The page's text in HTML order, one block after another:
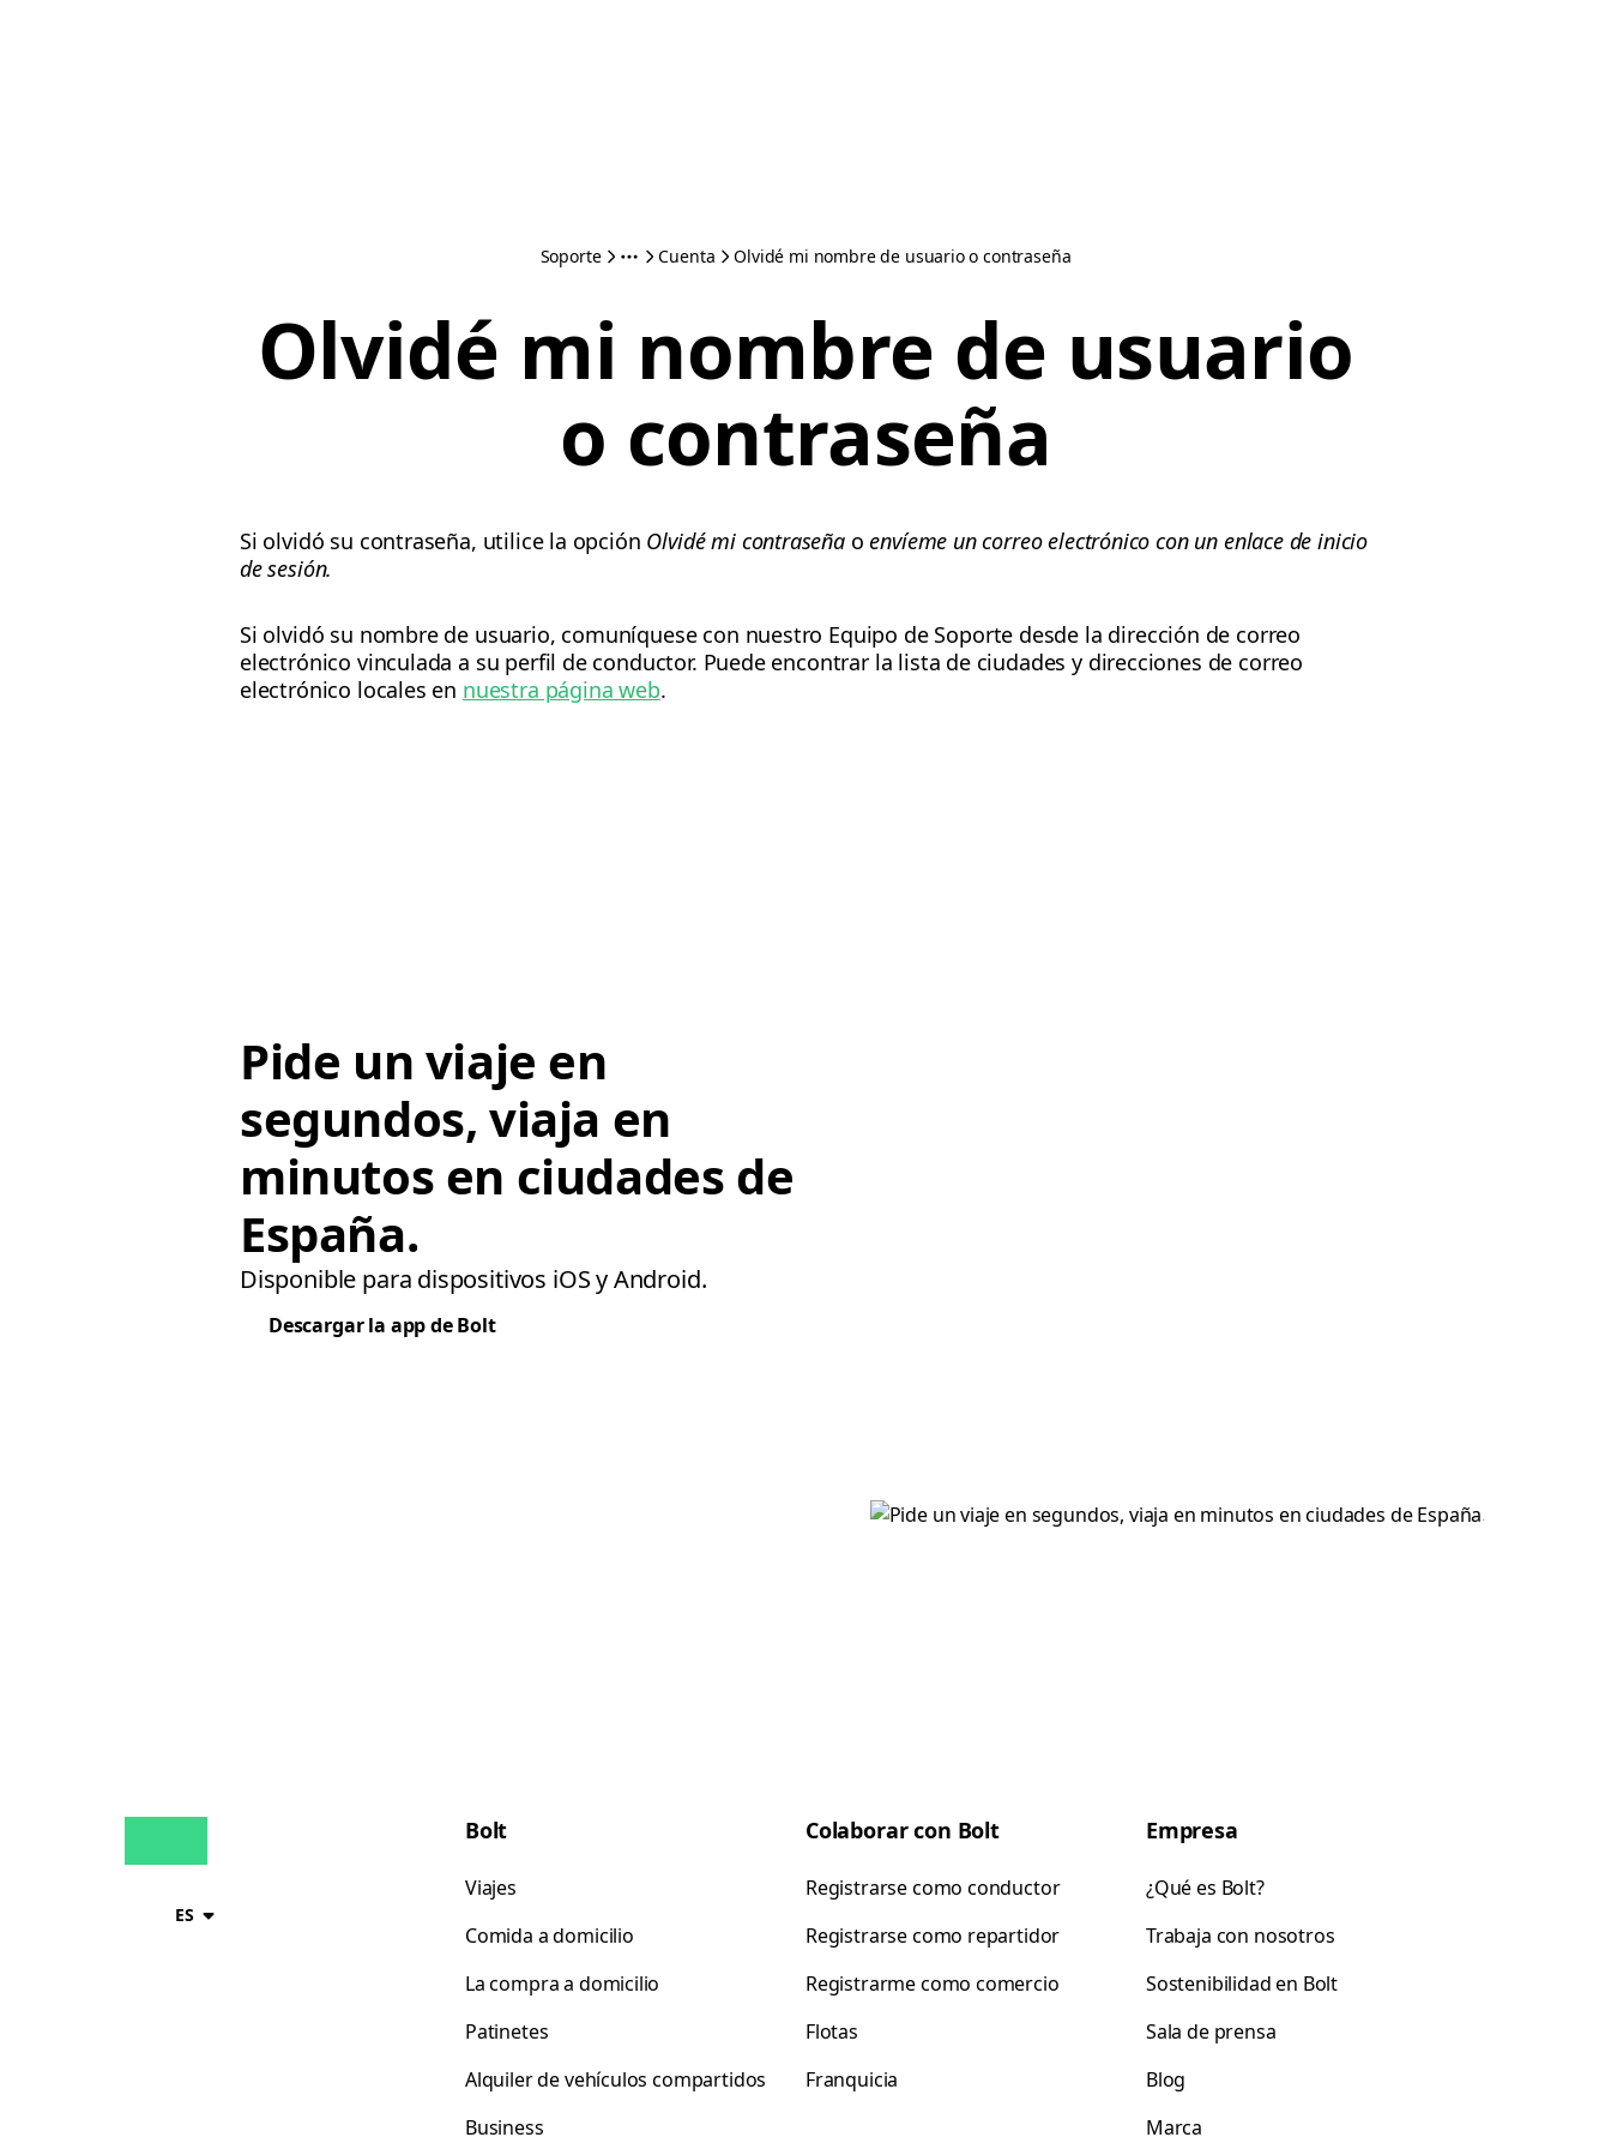
Soporte Cuenta Olvidé mi nombre de usuario o contraseña
Olvidé mi nombre de usuario
o contraseña
Si olvidó su contraseña, utilice la opción Olvidé mi contraseñaoenvíeme un correo electrónico con un enlace de inicio
de sesión.
Si olvidó su nombre de usuario, comuníquese con nuestro Equipo de Soporte desde la dirección de correo
electrónico vinculada a su perfil de conductor. Puede encontrar la lista de ciudades y direcciones de correo
electrónico locales en nuestra página web.
Pide un viaje en
segundos, viaja en
minutos en ciudades de
España.
Disponible para dispositivos iOS y Android.
Descargar la app de Bolt
ES
Bolt
Viajes
Comida a domicilio
La compra a domicilio
Patinetes
Alquiler de vehículos compartidos
Business
Colaborar con Bolt
Registrarse como conductor
Registrarse como repartidor
Registrarme como comercio
Flotas
Franquicia
Empresa
¿Qué es Bolt?
Trabaja con nosotros
Sostenibilidad en Bolt
Sala de prensa
Blog
Marca